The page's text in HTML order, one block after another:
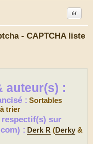
- CAPTCHA liste
Citation
auteur(s) :
: Sortables
trier
sur
: Derk R (Derky &